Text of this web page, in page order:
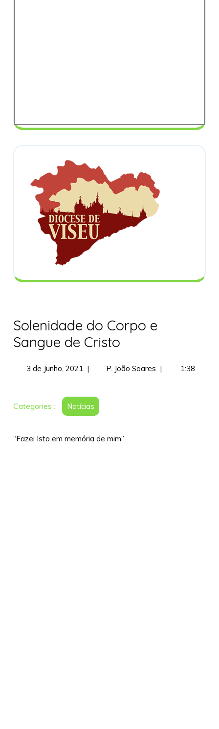
Solenidade do Corpo e
Sangue de Cristo
3 de Junho, 20213
2021
| P. João SoaresSolenidade
| 1:38
Categories : Notícias
“Fazei Isto em memória de mim”